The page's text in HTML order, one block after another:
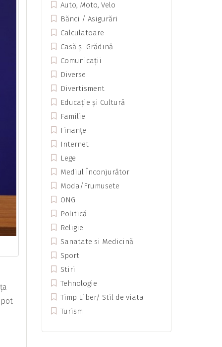
pot
Auto, Moto, Velo
Bănci / Asigurări
Calculatoare
Casă și Grădină
Comunicații
Diverse
Divertisment
Educație și Cultură
Familie
Finanțe
Internet
Lege
Mediul Înconjurător
Moda/Frumusete
ONG
Politică
Religie
Sanatate si Medicină
Sport
Stiri
Tehnologie
Timp Liber/ Stil de viata
Turism